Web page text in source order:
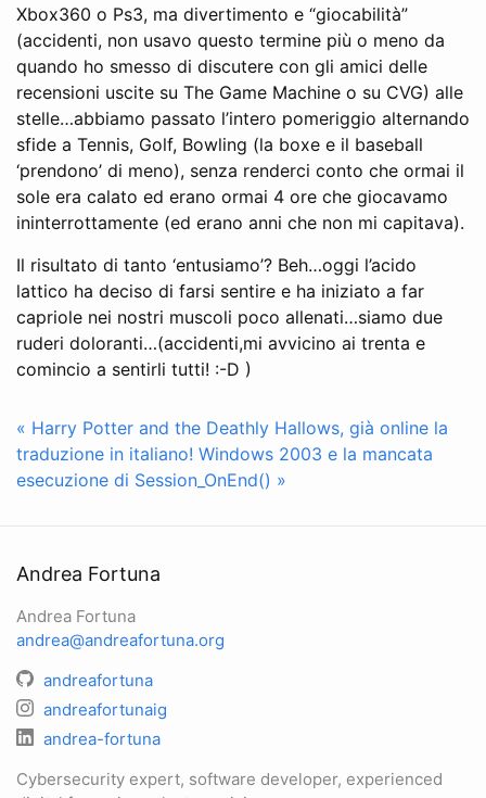
Xbox360 o Ps3, ma divertimento e “giocabilità”
(accidenti, non usavo questo termine più o meno da
quando ho smesso di discutere con gli amici delle
recensioni uscite su The Game Machine o su CVG) alle
stelle…abbiamo passato l’intero pomeriggio alternando
sfide a Tennis, Golf, Bowling (la boxe e il baseball
‘prendono’ di meno), senza renderci conto che ormai il
sole era calato ed erano ormai 4 ore che giocavamo
ininterrottamente (ed erano anni che non mi capitava).
Il risultato di tanto ‘entusiamo’? Beh…oggi l’acido
lattico ha deciso di farsi sentire e ha iniziato a far
capriole nei nostri muscoli poco allenati…siamo due
ruderi doloranti…(accidenti,mi avvicino ai trenta e
comincio a sentirli tutti! :-D )
« Harry Potter and the Deathly Hallows, già online la
traduzione in italiano! Windows 2003 e la mancata
esecuzione di Session_OnEnd() »
Andrea Fortuna
Andrea Fortuna
andrea@andreafortuna.org
andreafortuna
andreafortunaig
andrea-fortuna
Cybersecurity expert, software developer, experienced